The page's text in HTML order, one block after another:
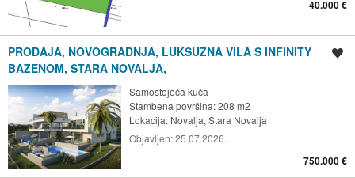
40.000 €
PRODAJA, NOVOGRADNJA, LUKSUZNA VILA S INFINITY
BAZENOM, STARA NOVALJA,
Samostojeća kuća
Stambena površina: 208 m2
Lokacija: Novalja, Stara Novalja
Objavljen:25.07.2026.
750.000 €